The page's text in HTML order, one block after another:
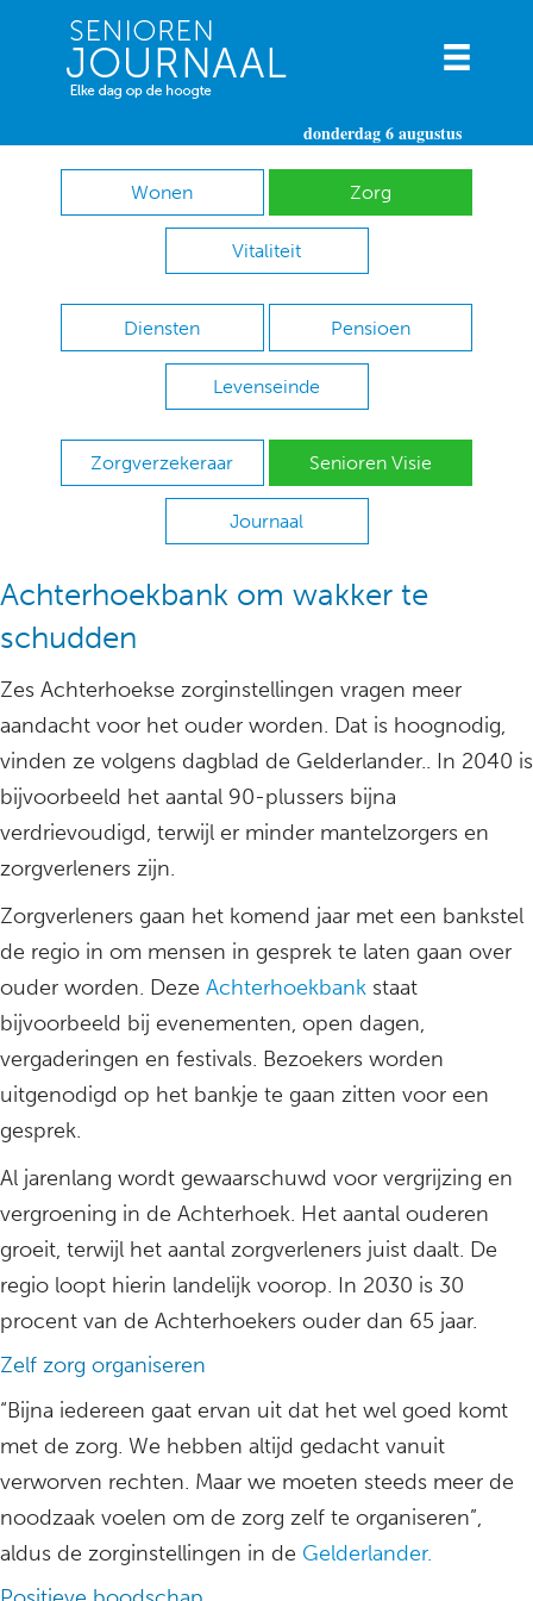
donderdag 6 augustus
Wonen Zorg
Vitaliteit
Diensten Pensioen
Levenseinde
Zorgverzekeraar Senioren Visie
Journaal
Achterhoekbank om wakker te
schudden
Zes Achterhoekse zorginstellingen vragen meer
aandacht voor het ouder worden. Dat is hoognodig,
vinden ze volgens dagblad de Gelderlander.. In 2040 is
bijvoorbeeld het aantal 90-plussers bijna
verdrievoudigd, terwijl er minder mantelzorgers en
zorgverleners zijn.
Zorgverleners gaan het komend jaar met een bankstel
de regio in om mensen in gesprek te laten gaan over
ouder worden. Deze Achterhoekbank staat
bijvoorbeeld bij evenementen, open dagen,
vergaderingen en festivals. Bezoekers worden
uitgenodigd op het bankje te gaan zitten voor een
gesprek.
Al jarenlang wordt gewaarschuwd voor vergrijzing en
vergroening in de Achterhoek. Het aantal ouderen
groeit, terwijl het aantal zorgverleners juist daalt. De
regio loopt hierin landelijk voorop. In 2030 is 30
procent van de Achterhoekers ouder dan 65 jaar.
Zelf zorg organiseren
“Bijna iedereen gaat ervan uit dat het wel goed komt
met de zorg. We hebben altijd gedacht vanuit
verworven rechten. Maar we moeten steeds meer de
noodzaak voelen om de zorg zelf te organiseren”,
aldus de zorginstellingen in de Gelderlander.